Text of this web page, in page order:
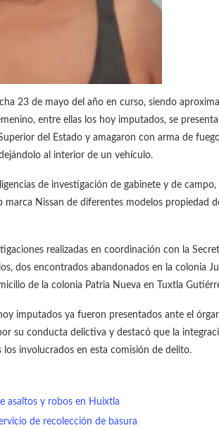
23 de mayo del año en curso, siendo
entre ellas los hoy imputados, se
del Estado y amagaron con arma de
al interior de un vehículo.
de investigación de gabinete y de
marca Nissan de diferentes modelos propiedad
realizadas en coordinación con la
dos encontrados abandonados en la colonia
de la colonia Patria Nueva en Tuxtla
imputados ya fueron presentados ante el
su conducta delictiva y destacó que la
involucrados en esta comisión de delito.
asaltos y robos en Huixtla
de recolección de basura